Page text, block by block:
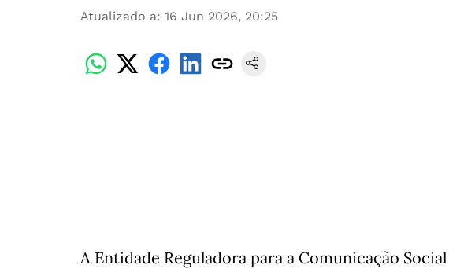
Atualizado a: 16 Jun 2026, 20:25
A Entidade Reguladora para a Comunicação